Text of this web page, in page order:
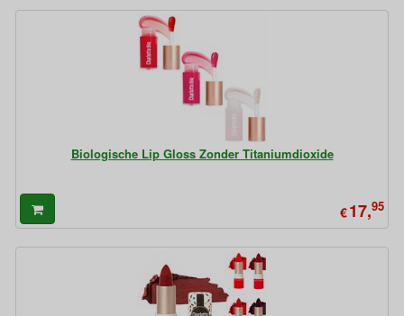
Biologische Lip Gloss Zonder Titaniumdioxide
€17,95